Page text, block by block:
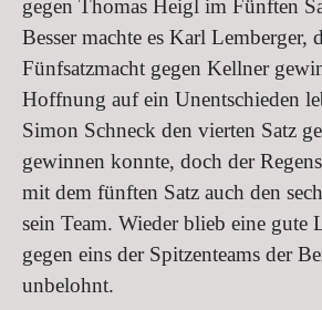
gegen Thomas Heigl im Fünften
Besser machte es Karl Lemberger,
Fünfsatzmacht gegen Kellner
Hoffnung auf ein Unentschieden
Simon Schneck den vierten Satz
gewinnen konnte, doch der
mit dem fünften Satz auch den
sein Team. Wieder blieb eine gute
gegen eins der Spitzenteams der
unbelohnt.